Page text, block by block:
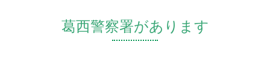
葛西警察署があります